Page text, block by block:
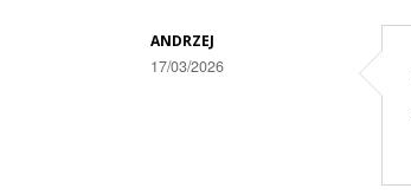
ANDRZEJ
17/03/2026